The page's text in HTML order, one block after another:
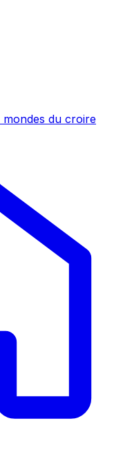
du croire